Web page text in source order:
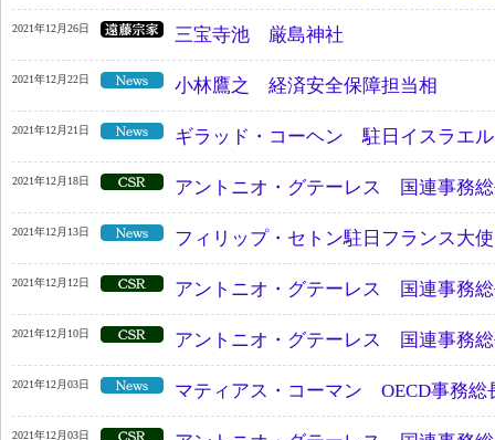
2021年12月26日 三宝寺池 厳島神社
2021年12月22日 小林鷹之 経済安全保障担当相
2021年12月21日 ギラッド・コーヘン 駐日イスラエ
2021年12月18日 アントニオ・グテーレス 国連事務
2021年12月13日 フィリップ・セトン駐日フランス大使
2021年12月12日 アントニオ・グテーレス 国連事務
2021年12月10日 アントニオ・グテーレス 国連事務
2021年12月03日 マティアス・コーマン OECD事務総
2021年12月03日